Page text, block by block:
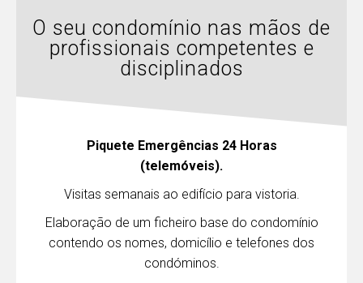
O seu condomínio nas mãos de
profissionais competentes e
disciplinados
Piquete Emergências 24 Horas
(telemóveis).
Visitas semanais ao edifício para vistoria.
Elaboração de um ficheiro base do condomínio
contendo os nomes, domicílio e telefones dos
condóminos.